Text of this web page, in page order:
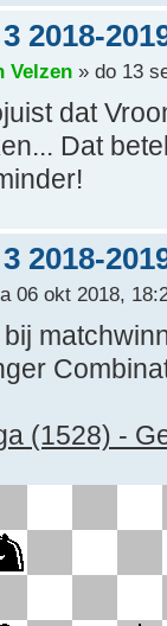
2018-
Velzen » do 13
dat
Dat
2018-
06 okt 2018,
(1528) -